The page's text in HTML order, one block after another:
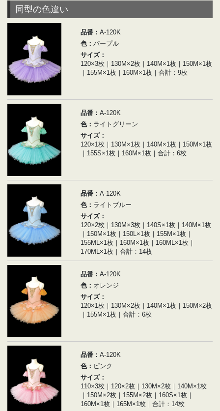
同型の色違い
品番：A-120K
色：パープル
サイズ：
120×3枚｜130M×2枚｜140M×1枚｜150M×1枚
｜155M×1枚｜160M×1枚｜合計：9枚
品番：A-120K
色： ライトグリーン
サイズ：
120×1枚｜130M×1枚｜140M×1枚｜150M×1枚
｜155S×1枚｜160M×1枚｜合計：6枚
品番：A-120K
色： ライトブルー
サイズ：
120×2枚｜130M×3枚｜140S×1枚｜140M×1枚
｜150M×1枚｜150L×1枚｜155M×1枚｜
155ML×1枚｜160M×1枚｜160ML×1枚｜
170ML×1枚｜合計：14枚
品番：A-120K
色： オレンジ
サイズ：
120×1枚｜130M×2枚｜140M×1枚｜150M×2枚
｜155M×1枚｜合計：6枚
品番：A-120K
色： ピンク
サイズ：
110×3枚｜120×2枚｜130M×2枚｜140M×1枚
｜150M×2枚｜155M×2枚｜160S×1枚｜
160M×1枚｜165M×1枚｜合計：14枚